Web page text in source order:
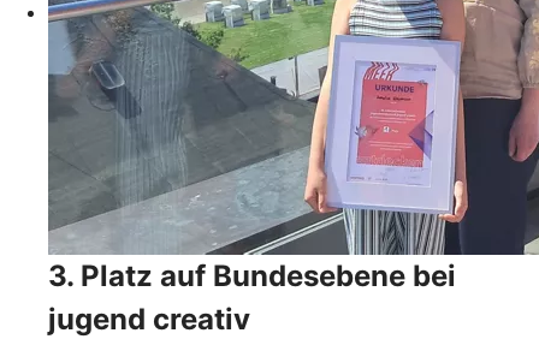
3. Platz auf Bundesebene bei
jugend creativ